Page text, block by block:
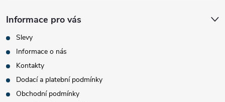
Informace pro vás
Slevy
Informace o nás
Kontakty
Dodací a platební podmínky
Obchodní podmínky